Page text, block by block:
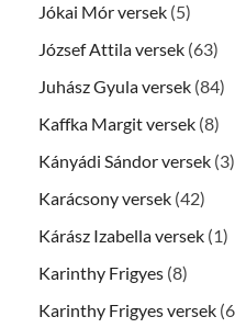
Jókai Mór versek (5)
József Attila versek (63)
Juhász Gyula versek (84)
Kaffka Margit versek (8)
Kányádi Sándor versek (3)
Karácsony versek (42)
Kárász Izabella versek (1)
Karinthy Frigyes (8)
Karinthy Frigyes versek